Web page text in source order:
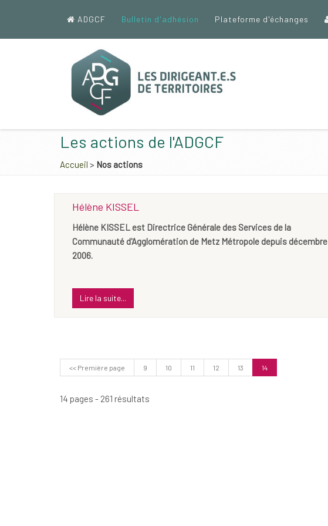
ADGCF Bulletin d'adhésion Plateforme d'échanges
Les actions de l'ADGCF
Accueil > Nos actions
Hélène KISSEL
Hélène KISSEL est Directrice Générale des Services de la
Communauté d'Agglomération de Metz Métropole depuis décembre
2006.
Lire la suite...
<< Première page 9 10 11 12 13 14(Page
courante)
14 pages - 261 résultats